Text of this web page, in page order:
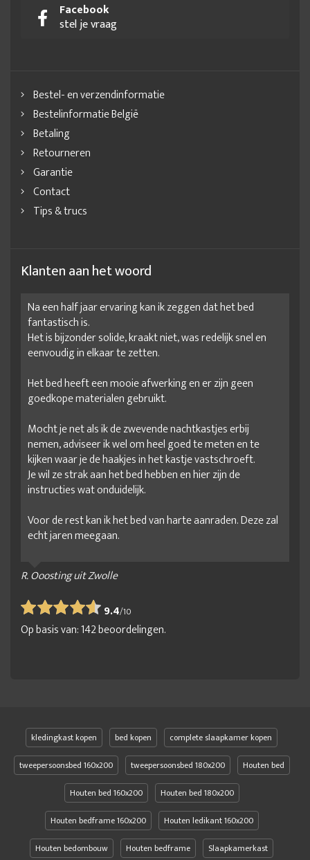
Facebook
stel je vraag
Bestel- en verzendinformatie
Bestelinformatie België
Betaling
Retourneren
Garantie
Contact
Tips & trucs
Klanten aan het woord
Na een half jaar ervaring kan ik zeggen dat het bed
fantastisch is.
Het is bijzonder solide, kraakt niet, was redelijk snel en
eenvoudig in elkaar te zetten.
Het bed heeft een mooie afwerking en er zijn geen
goedkope materialen gebruikt.
Mocht je net als ik de zwevende nachtkastjes erbij
nemen, adviseer ik wel om heel goed te meten en te
kijken waar je de haakjes in het kastje vastschroeft.
Je wil ze strak aan het bed hebben en hier zijn de
instructies wat onduidelijk.
Voor de rest kan ik het bed van harte aanraden. Deze zal
echt jaren meegaan.
R. Ooosting uit Zwolle
9.4/10
Op basis van:142beoordelingen.
kledingkast kopen bed kopen
complete slaapkamer kopen
tweepersoonsbed 160x200
tweepersoonsbed 180x200
Houten bed
Houten bed 160x200
Houten bed 180x200
Houten bedframe 160x200
Houten ledikant 160x200
Houten bedombouw
Houten bedframe Slaapkamerkast